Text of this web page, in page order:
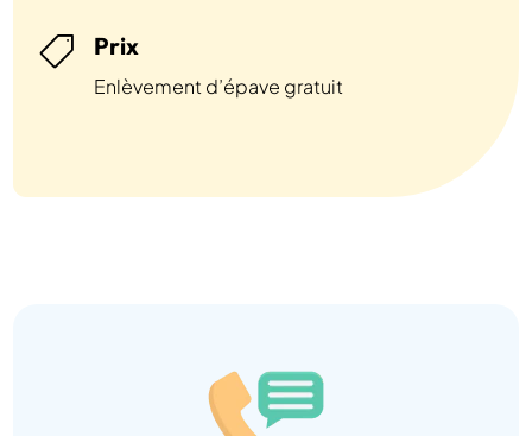
 Prix
Enlèvement d’épave gratuit